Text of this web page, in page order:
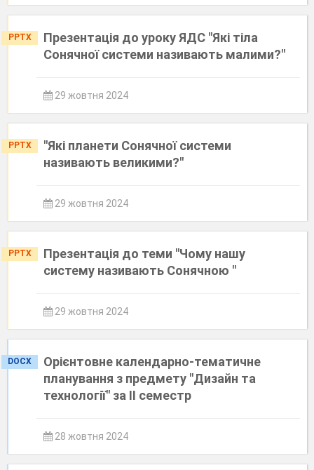
PPTX
Презентація до уроку ЯДС "Які тіла
Сонячної системи називають малими?"
29 жовтня 2024
PPTX
"Які планети Сонячної системи
називають великими?"
29 жовтня 2024
PPTX
Презентація до теми "Чому нашу
систему називають Сонячною "
29 жовтня 2024
DOCX
Орієнтовне календарно-тематичне
планування з предмету "Дизайн та
технології" за ІІ семестр
28 жовтня 2024